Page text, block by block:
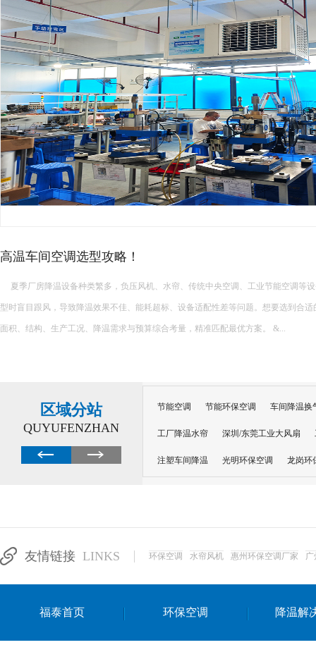
高温车间空调选型攻略！
夏季厂房降温设备种类繁多，负压风机、水帘、传统中央空调、工业节能空调等
型时盲目跟风，导致降温效果不佳、能耗超标、设备适配性差等问题。想要选到合
面积、结构、生产工况、降温需求与预算综合考量，精准匹配最优方案。 &...
区域分站
QUYUFENZHAN
节能空调 节能环保空调 车间降温换
工厂降温水帘 深圳/东莞工业大风扇
注塑车间降温 光明环保空调 龙岗环
达州工业省电安装
友情链接 LINKS 环保空调 水帘风机 惠州环保空调厂家 广
福泰首页 环保空调 降温解